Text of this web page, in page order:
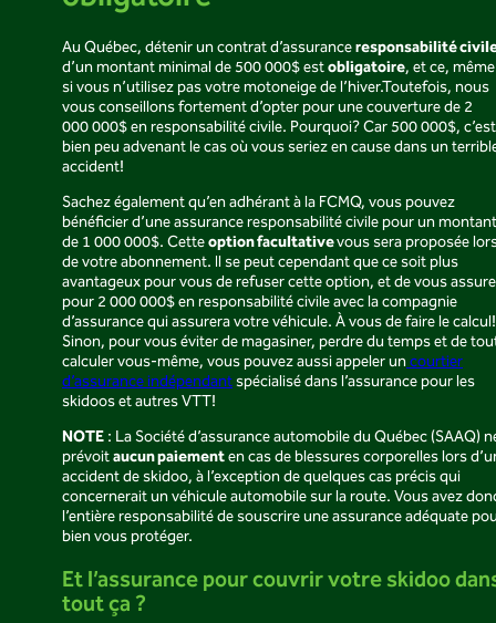
Au Québec, détenir un contrat d’assuranceresponsabilité
d’un montant minimal de 500 000$ estobligatoire, et ce, même
si vous n’utilisez pas votre motoneige de l’hiver.Toutefois, nous
vous conseillons fortement d’opter pour une couverture de 2
000 000$ en responsabilité civile. Pourquoi? Car 500 000$, c’est
bien peu advenant le cas où vous seriez en cause dans un
accident!
Sachez également qu’en adhérant à la FCMQ, vous pouvez
bénéficier d’une assurance responsabilité civile pour un montant
de 1 000 000$. Cetteoption facultativevous sera proposée
de votre abonnement. Il se peut cependant que ce soit plus
avantageux pour vous de refuser cette option, et de vous
pour 2 000 000$ en responsabilité civile avec la compagnie
d’assurance qui assurera votre véhicule. À vous de faire le calcul!
Sinon, pour vous éviter de magasiner, perdre du temps et de
calculer vous-même, vous pouvez aussi appeler uncourtier
d’assurance indépendantspécialisé dans l’assurance pour les
skidoos et autres VTT!
NOTE : La Société d’assurance automobile du Québec (SAAQ)
prévoitaucun paiementen cas de blessures corporelles lors
accident de skidoo, à l’exception de quelques cas précis qui
concernerait un véhicule automobile sur la route. Vous avez
l’entière responsabilité de souscrire une assurance adéquate
bien vous protéger.
Et l’assurance pour couvrir votre skidoo
tout ça ?